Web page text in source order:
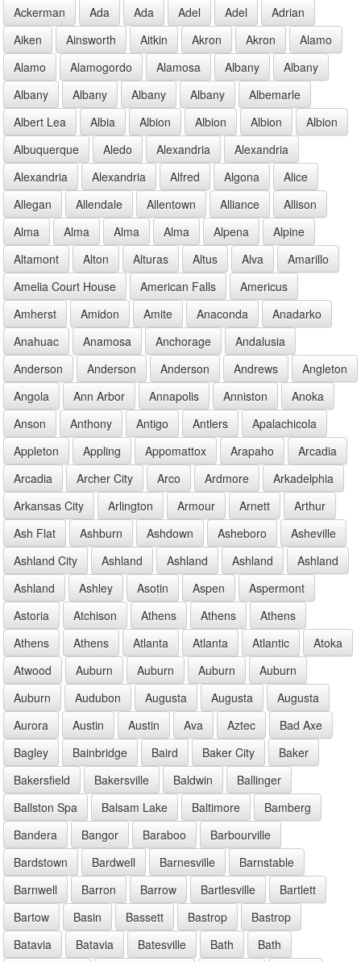
Ackerman
Ada Ada Adel Adel
Adrian
Aiken
Ainsworth Aitkin Akron Akron
Alamo
Alamo
Alamogordo Alamosa Albany
Albany
Albany
Albany Albany Albany
Albemarle
Albert Lea
Albia Albion Albion Albion
Albion
Albuquerque
Aledo Alexandria
Alexandria
Alexandria
Alexandria Alfred Algona
Alice
Allegan
Allendale Allentown Alliance
Allison
Alma
Alma Alma Alma Alpena
Alpine
Altamont
Alton Alturas Altus Alva
Amarillo
Amelia Court House
American Falls
Americus
Amherst
Amidon Amite Anaconda
Anadarko
Anahuac
Anamosa Anchorage
Andalusia
Anderson
Anderson Anderson Andrews
Angleton
Angola
Ann Arbor Annapolis Anniston
Anoka
Anson
Anthony Antigo Antlers
Apalachicola
Appleton
Appling Appomattox Arapaho
Arcadia
Arcadia
Archer City Arco Ardmore
Arkadelphia
Arkansas City
Arlington Armour Arnett
Arthur
Ash Flat
Ashburn Ashdown Asheboro
Asheville
Ashland City
Ashland Ashland Ashland
Ashland
Ashland
Ashley Asotin Aspen
Aspermont
Astoria
Atchison Athens Athens
Athens
Athens
Athens Atlanta Atlanta Atlantic
Atoka
Atwood
Auburn Auburn Auburn
Auburn
Auburn
Audubon Augusta Augusta
Augusta
Aurora
Austin Austin Ava Aztec
Bad Axe
Bagley
Bainbridge Baird Baker City
Baker
Bakersfield
Bakersville Baldwin
Ballinger
Ballston Spa
Balsam Lake Baltimore
Bamberg
Bandera
Bangor Baraboo
Barbourville
Bardstown
Bardwell Barnesville
Barnstable
Barnwell
Barron Barrow Bartlesville
Bartlett
Bartow
Basin Bassett Bastrop
Bastrop
Batavia
Batavia Batesville Bath
Bath